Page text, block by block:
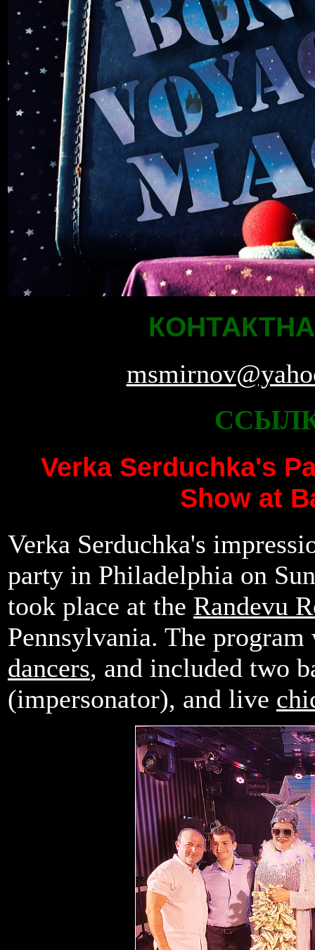
Verka Serduchka's
Show at
Verka Serduchka's
party in Philadelphia on
took place at the Randevu
Pennsylvania. The
dancers, and included two
(impersonator), and live